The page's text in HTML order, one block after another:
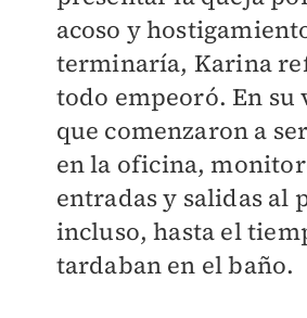
acoso y
terminaría, Karina
todo empeoró. En su
que comenzaron a
en la oficina,
entradas y salidas al
incluso, hasta el
tardaban en el baño.